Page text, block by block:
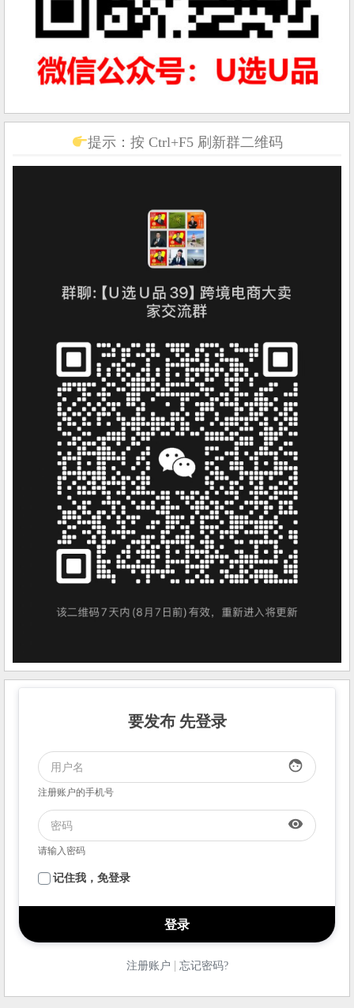
提示：按 Ctrl+F5 刷新群二维码
要发布 先登录
face
注册账户的手机号
visibility
请输入密码
记住我，免登录
注册账户 | 忘记密码?